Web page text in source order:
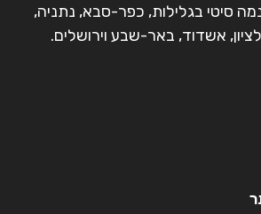
סיטי בגלילות, כפר-סבא, נתניה,
אשדוד, באר-שבע וירושלים.